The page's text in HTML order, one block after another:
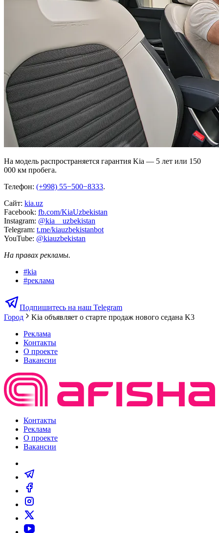
На модель распространяется гарантия Kia — 5 лет или 150
000 км пробега.
Телефон: (+998) 55−500−8333.
Сайт: kia.uz
Facebook: fb.com/KiaUzbekistan
Instagram: @kia__uzbekistan
Telegram: t.me/kiauzbekistanbot
YouTube: @kiauzbekistan
На правах рекламы.
#kia
#реклама
Подпишитесь на наш Telegram
Город
Kia объявляет о старте продаж нового седана K3
Реклама
Контакты
О проекте
Вакансии
Контакты
Реклама
О проекте
Вакансии